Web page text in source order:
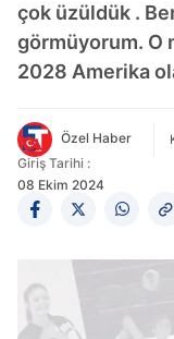
çok üzüldük .
görmüyorum. O
2028 Amerika
Özel Haber
Giriş Tarihi :
08 Ekim 2024